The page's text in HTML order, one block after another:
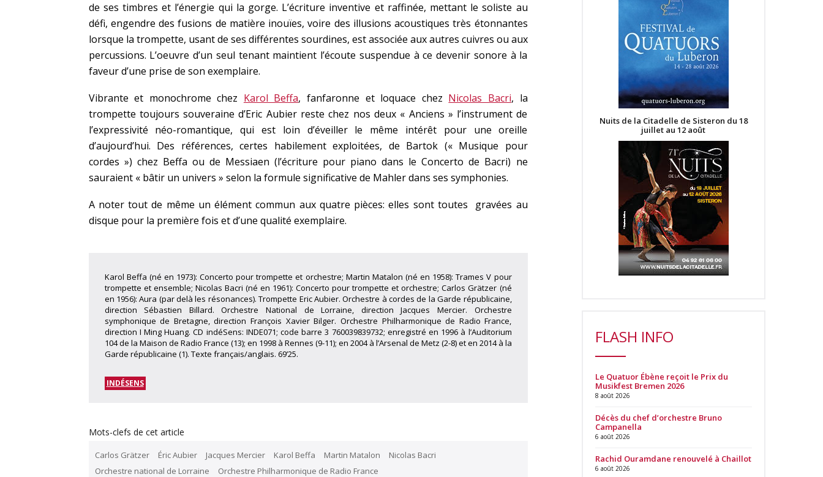
de ses timbres et l’énergie qui la gorge. L’écriture inventive et raffinée, mettant le soliste au
défi, engendre des fusions de matière inouïes, voire des illusions acoustiques très étonnantes
lorsque la trompette, usant de ses différentes sourdines, est associée aux autres cuivres ou aux
percussions. L’oeuvre d’un seul tenant maintient l’écoute suspendue à ce devenir sonore à la
faveur d’une prise de son exemplaire.
Vibrante et monochrome chez Karol Beffa, fanfaronne et loquace chez Nicolas Bacri, la
trompette toujours souveraine d’Eric Aubier reste chez nos deux « Anciens » l’instrument de
l’expressivité néo-romantique, qui est loin d’éveiller le même intérêt pour une oreille
d’aujourd’hui. Des références, certes habilement exploitées, de Bartok (« Musique pour
cordes ») chez Beffa ou de Messiaen (l’écriture pour piano dans le Concerto de Bacri) ne
sauraient « bâtir un univers » selon la formule significative de Mahler dans ses symphonies.
A noter tout de même un élément commun aux quatre pièces: elles sont toutes gravées au
disque pour la première fois et d’une qualité exemplaire.
Karol Beffa (né en 1973): Concerto pour trompette et orchestre; Martin Matalon (né en 1958): Trames V pour
trompette et ensemble; Nicolas Bacri (né en 1961): Concerto pour trompette et orchestre; Carlos Grätzer (né
en 1956): Aura (par delà les résonances). Trompette Eric Aubier. Orchestre à cordes de la Garde républicaine,
direction Sébastien Billard. Orchestre National de Lorraine, direction Jacques Mercier. Orchestre
symphonique de Bretagne, direction François Xavier Bilger. Orchestre Philharmonique de Radio France,
direction I Ming Huang. CD indéSens: INDE071; code barre 3 760039839732; enregistré en 1996 à l’Auditorium
104 de la Maison de Radio France (13); en 1998 à Rennes (9-11); en 2004 à l’Arsenal de Metz (2-8) et en 2014 à la
Garde républicaine (1). Texte français/anglais. 69’25.
INDÉSENS
Mots-clefs de cet article
Carlos Grätzer Éric Aubier Jacques Mercier Karol Beffa Martin Matalon
Nicolas Bacri
Orchestre national de Lorraine
Orchestre Philharmonique de Radio France
Nuits de la Citadelle de Sisteron du 18
juillet au 12 août
FLASH INFO
Le Quatuor Ébène reçoit le Prix du
Musikfest Bremen 2026
8 août 2026
Décès du chef d’orchestre Bruno
Campanella
6 août 2026
Rachid Ouramdane renouvelé à Chaillot
6 août 2026